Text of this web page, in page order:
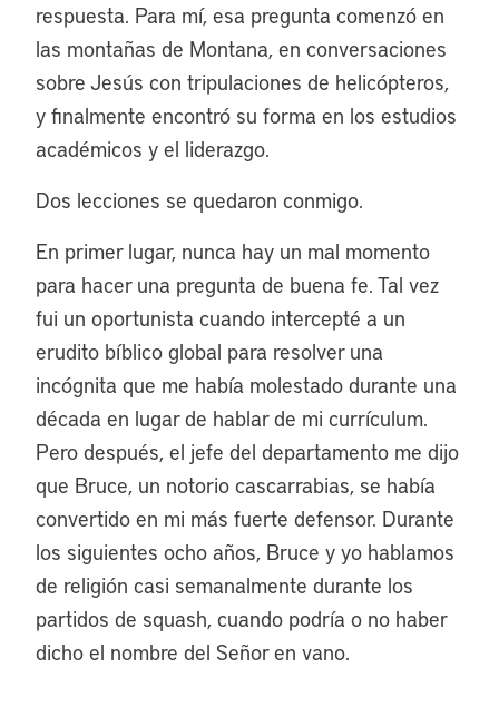
respuesta. Para mí, esa pregunta comenzó en
las montañas de Montana, en conversaciones
sobre Jesús con tripulaciones de helicópteros,
y finalmente encontró su forma en los estudios
académicos y el liderazgo.
Dos lecciones se quedaron conmigo.
En primer lugar, nunca hay un mal momento
para hacer una pregunta de buena fe. Tal vez
fui un oportunista cuando intercepté a un
erudito bíblico global para resolver una
incógnita que me había molestado durante una
década en lugar de hablar de mi currículum.
Pero después, el jefe del departamento me dijo
que Bruce, un notorio cascarrabias, se había
convertido en mi más fuerte defensor. Durante
los siguientes ocho años, Bruce y yo hablamos
de religión casi semanalmente durante los
partidos de squash, cuando podría o no haber
dicho el nombre del Señor en vano.